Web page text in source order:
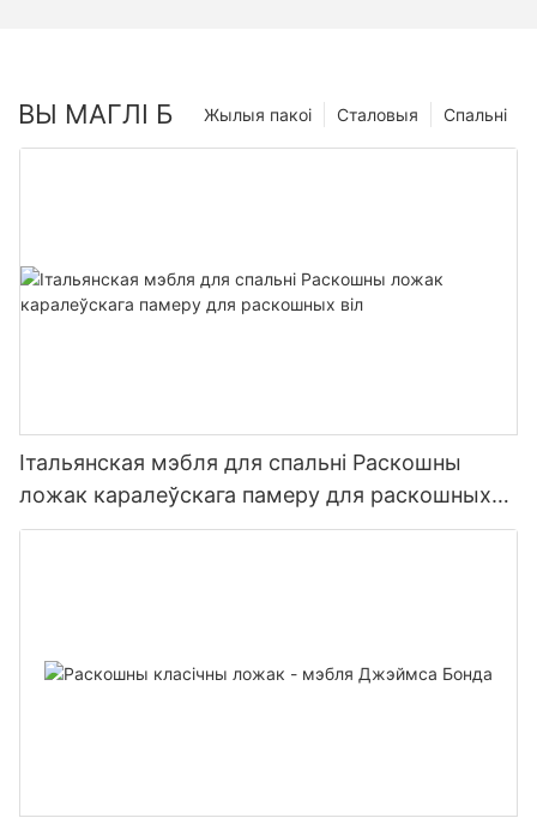
ВЫ МАГЛІ Б Спальні
Сталовыя
Жылыя пакоі
Італьянская мэбля для спальні Раскошны
ложак каралеўскага памеру для раскошных
віл